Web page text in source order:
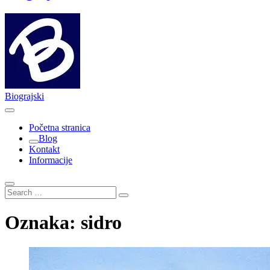
Biograjski
Početna stranica
Blog
Kontakt
Informacije
Search
…
Oznaka: sidro